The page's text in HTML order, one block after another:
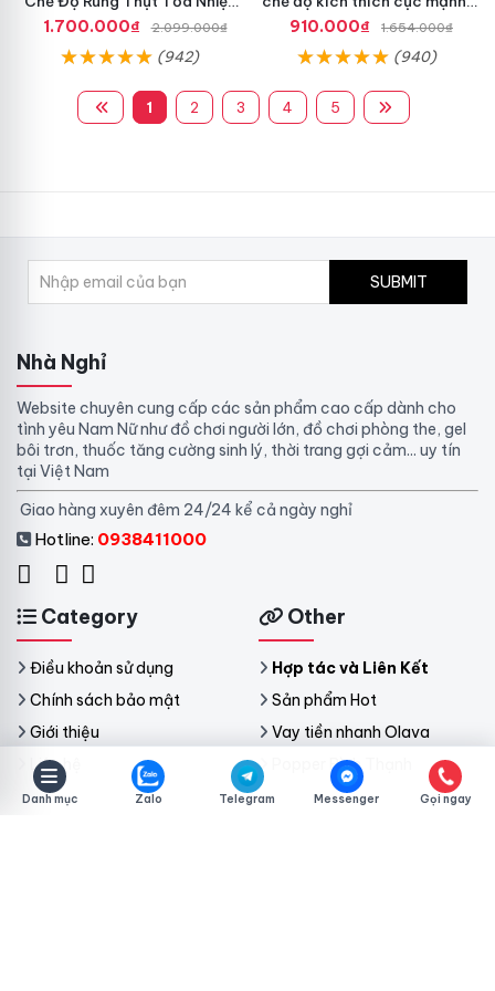
Cao Cấp
1.700.000₫ 2.099.000₫
(942)
siêu sướng
910.000₫ 1.654.000₫
(940)
1 2 3 4 5
SUBMIT
Nhà Nghỉ
Website chuyên cung cấp các sản phẩm cao cấp dành cho
tình yêu Nam Nữ như đồ chơi người lớn, đồ chơi phòng the, gel
bôi trơn, thuốc tăng cường sinh lý, thời trang gợi cảm... uy tín
tại Việt Nam
Giao hàng xuyên đêm 24/24 kể cả ngày nghỉ
Hotline: 0938411000
Category
Điều khoản sử dụng
Chính sách bảo mật
Giới thiệu
Liên hệ
Other
Hợp tác và Liên Kết
Sản phẩm Hot
Vay tiền nhanh Olava
Popper Bình Thạnh
Danh mục Zalo Telegram Messenger Gọi ngay